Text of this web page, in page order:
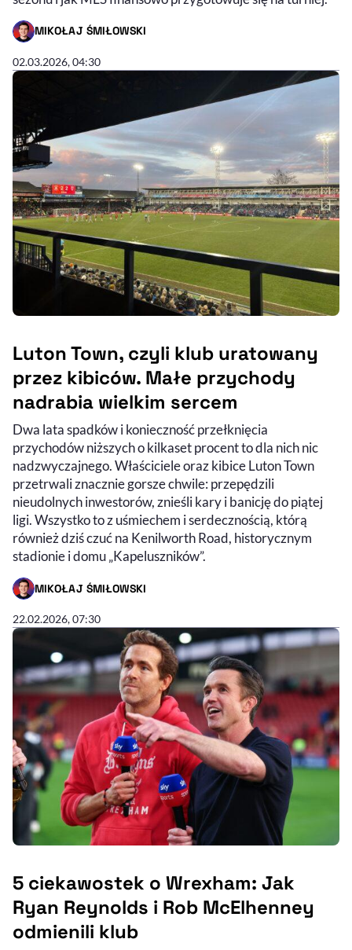
MIKOŁAJ ŚMIŁOWSKI
- AUTOR ARTYKUŁU - PROFIL
02.03.2026, 04:30
Luton Town, czyli klub uratowany
przez kibiców. Małe przychody
nadrabia wielkim sercem
Dwa lata spadków i konieczność przełknięcia
przychodów niższych o kilkaset procent to dla nich nic
nadzwyczajnego. Właściciele oraz kibice Luton Town
przetrwali znacznie gorsze chwile: przepędzili
nieudolnych inwestorów, znieśli kary i banicję do piątej
ligi. Wszystko to z uśmiechem i serdecznością, którą
również dziś czuć na Kenilworth Road, historycznym
stadionie i domu „Kapeluszników”.
MIKOŁAJ ŚMIŁOWSKI
- AUTOR ARTYKUŁU - PROFIL
22.02.2026, 07:30
5 ciekawostek o Wrexham: Jak
Ryan Reynolds i Rob McElhenney
odmienili klub